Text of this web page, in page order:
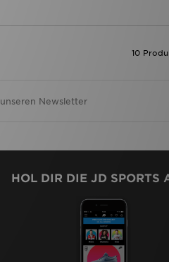
10
HOL DIR DIE JD SPORTS